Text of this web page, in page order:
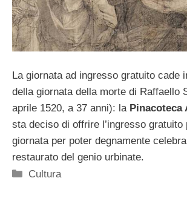
La giornata ad ingresso gratuito cade
della giornata della morte di Raffaello
aprile 1520, a 37 anni): la Pinacoteca
sta deciso di offrire l’ingresso gratuito
giornata per poter degnamente
restaurato del genio urbinate.
Categorie
Cultura